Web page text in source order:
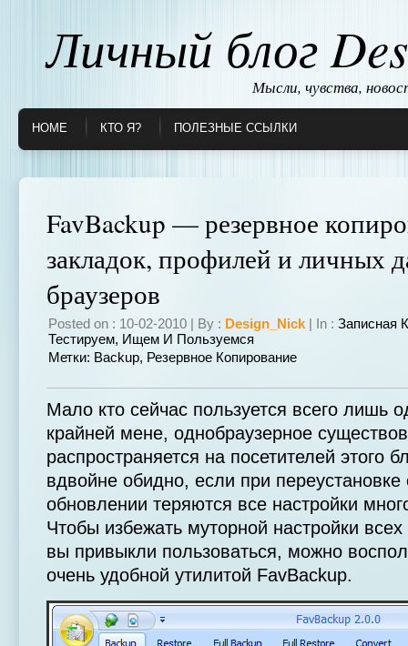
Личный блог
Мысли, чувства,
HOME КТО Я? ПОЛЕЗНЫЕ ССЫЛКИ
FavBackup — резервное
закладок, профилей и личных
браузеров
Posted on : 10-02-2010 | By : Design_Nick | In : Записная
Тестируем, Ищем И Пользуемся
Метки: Backup, Резервное Копирование
Мало кто сейчас пользуется всего лишь
крайней мене, однобраузерное
распространяется на посетителей этого
вдвойне обидно, если при
обновлении теряются все настройки
Чтобы избежать муторной настройки
вы привыкли пользоваться, можно
очень удобной утилитой FavBackup.